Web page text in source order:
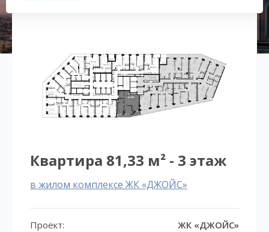
Квартира 81,33 м² - 3 этаж
в жилом комплексе ЖК «ДЖОЙС»
Проект: ЖК «ДЖОЙС»